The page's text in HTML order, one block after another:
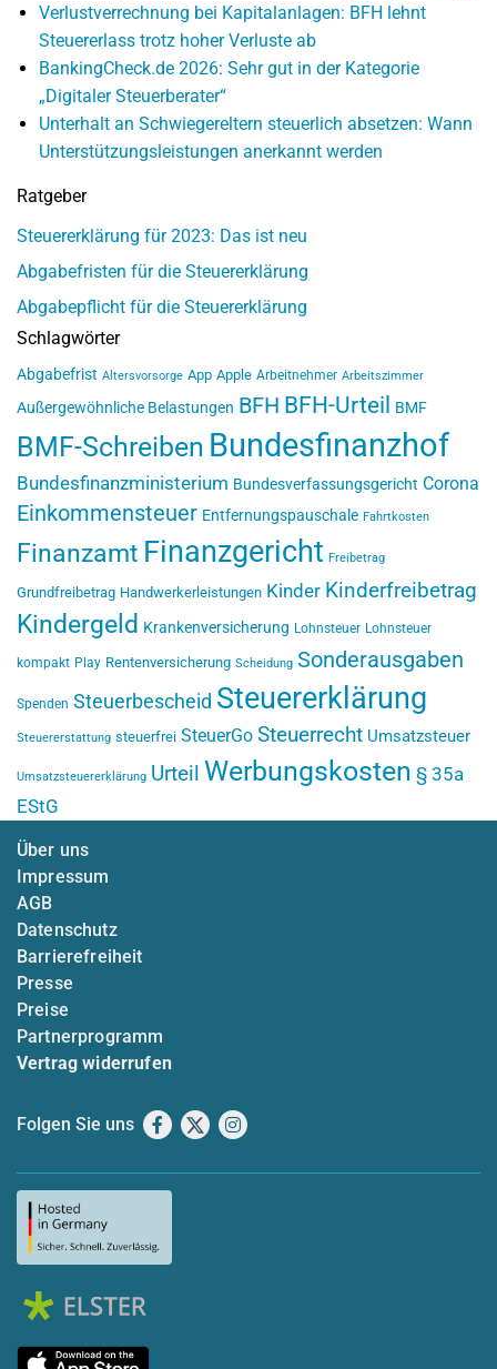
Verlustverrechnung bei Kapitalanlagen: BFH lehnt
Steuererlass trotz hoher Verluste ab
BankingCheck.de 2026: Sehr gut in der Kategorie
„Digitaler Steuerberater“
Unterhalt an Schwiegereltern steuerlich absetzen: Wann
Unterstützungsleistungen anerkannt werden
Ratgeber
Steuererklärung für 2023: Das ist neu
Abgabefristen für die Steuererklärung
Abgabepflicht für die Steuererklärung
Schlagwörter
Abgabefrist Altersvorsorge App Apple Arbeitnehmer Arbeitszimmer
Außergewöhnliche Belastungen BFH BFH-Urteil BMF
BMF-Schreiben Bundesfinanzhof
Bundesfinanzministerium Bundesverfassungsgericht Corona
Einkommensteuer Entfernungspauschale Fahrtkosten
Finanzamt Finanzgericht Freibetrag
Grundfreibetrag Handwerkerleistungen Kinder Kinderfreibetrag
Kindergeld Krankenversicherung Lohnsteuer Lohnsteuer
kompakt Play Rentenversicherung Scheidung Sonderausgaben
Spenden Steuerbescheid Steuererklärung
Steuererstattung steuerfrei SteuerGo Steuerrecht Umsatzsteuer
Umsatzsteuererklärung Urteil Werbungskosten § 35a
EStG
Über uns
Impressum
AGB
Datenschutz
Barrierefreiheit
Presse
Preise
Partnerprogramm
Vertrag widerrufen
Folgen Sie uns Facebook
X Instagram